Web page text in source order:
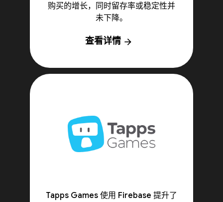
购买的增长，同时留存率或稳定性并
未下降。
查看详情 arrow_forward
Tapps Games 使用 Firebase 提升了